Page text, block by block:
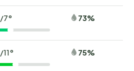
/7° 73%
/11° 75%